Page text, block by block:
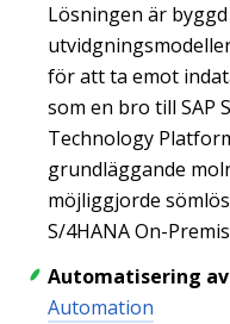
Lösningen är
för att ta emot
som en bro till SAP
Technology
grundläggande
möjliggjorde
S/4HANA On-
Automatisering av
Automation